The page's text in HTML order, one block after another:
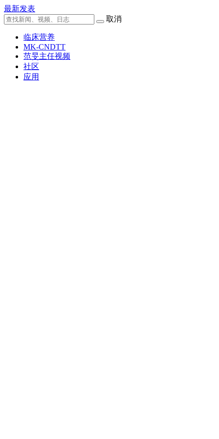
最新发表
取消
临床营养
MK-CNDTT
范旻主任视频
社区
应用